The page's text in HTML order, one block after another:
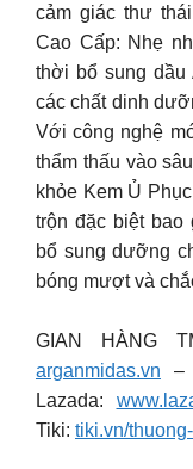
cảm giác thư
Cao Cấp: Nhẹ
thời bổ sung dầu
các chất dinh
Với công nghệ
thẩm thấu vào
khỏe Kem Ủ
trộn đặc biệt bao
bổ sung dưỡng
bóng mượt và
GIAN HÀNG
arganmidas.vn –
Lazada:
Tiki: tiki.vn/